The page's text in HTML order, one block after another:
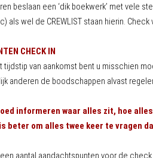
beslaan een ‘dik boekwerk’ met vele
als wel de CREWLIST staan hierin.
CHECK IN
tijdstip van aankomst bent u misschien
anderen de boodschappen alvast
informeren waar alles zit, hoe
beter om alles twee keer te vragen
aantal aandachtspunten voor de check